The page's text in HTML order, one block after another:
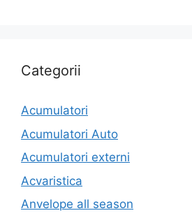
Categorii
Acumulatori
Acumulatori Auto
Acumulatori externi
Acvaristica
Anvelope all season